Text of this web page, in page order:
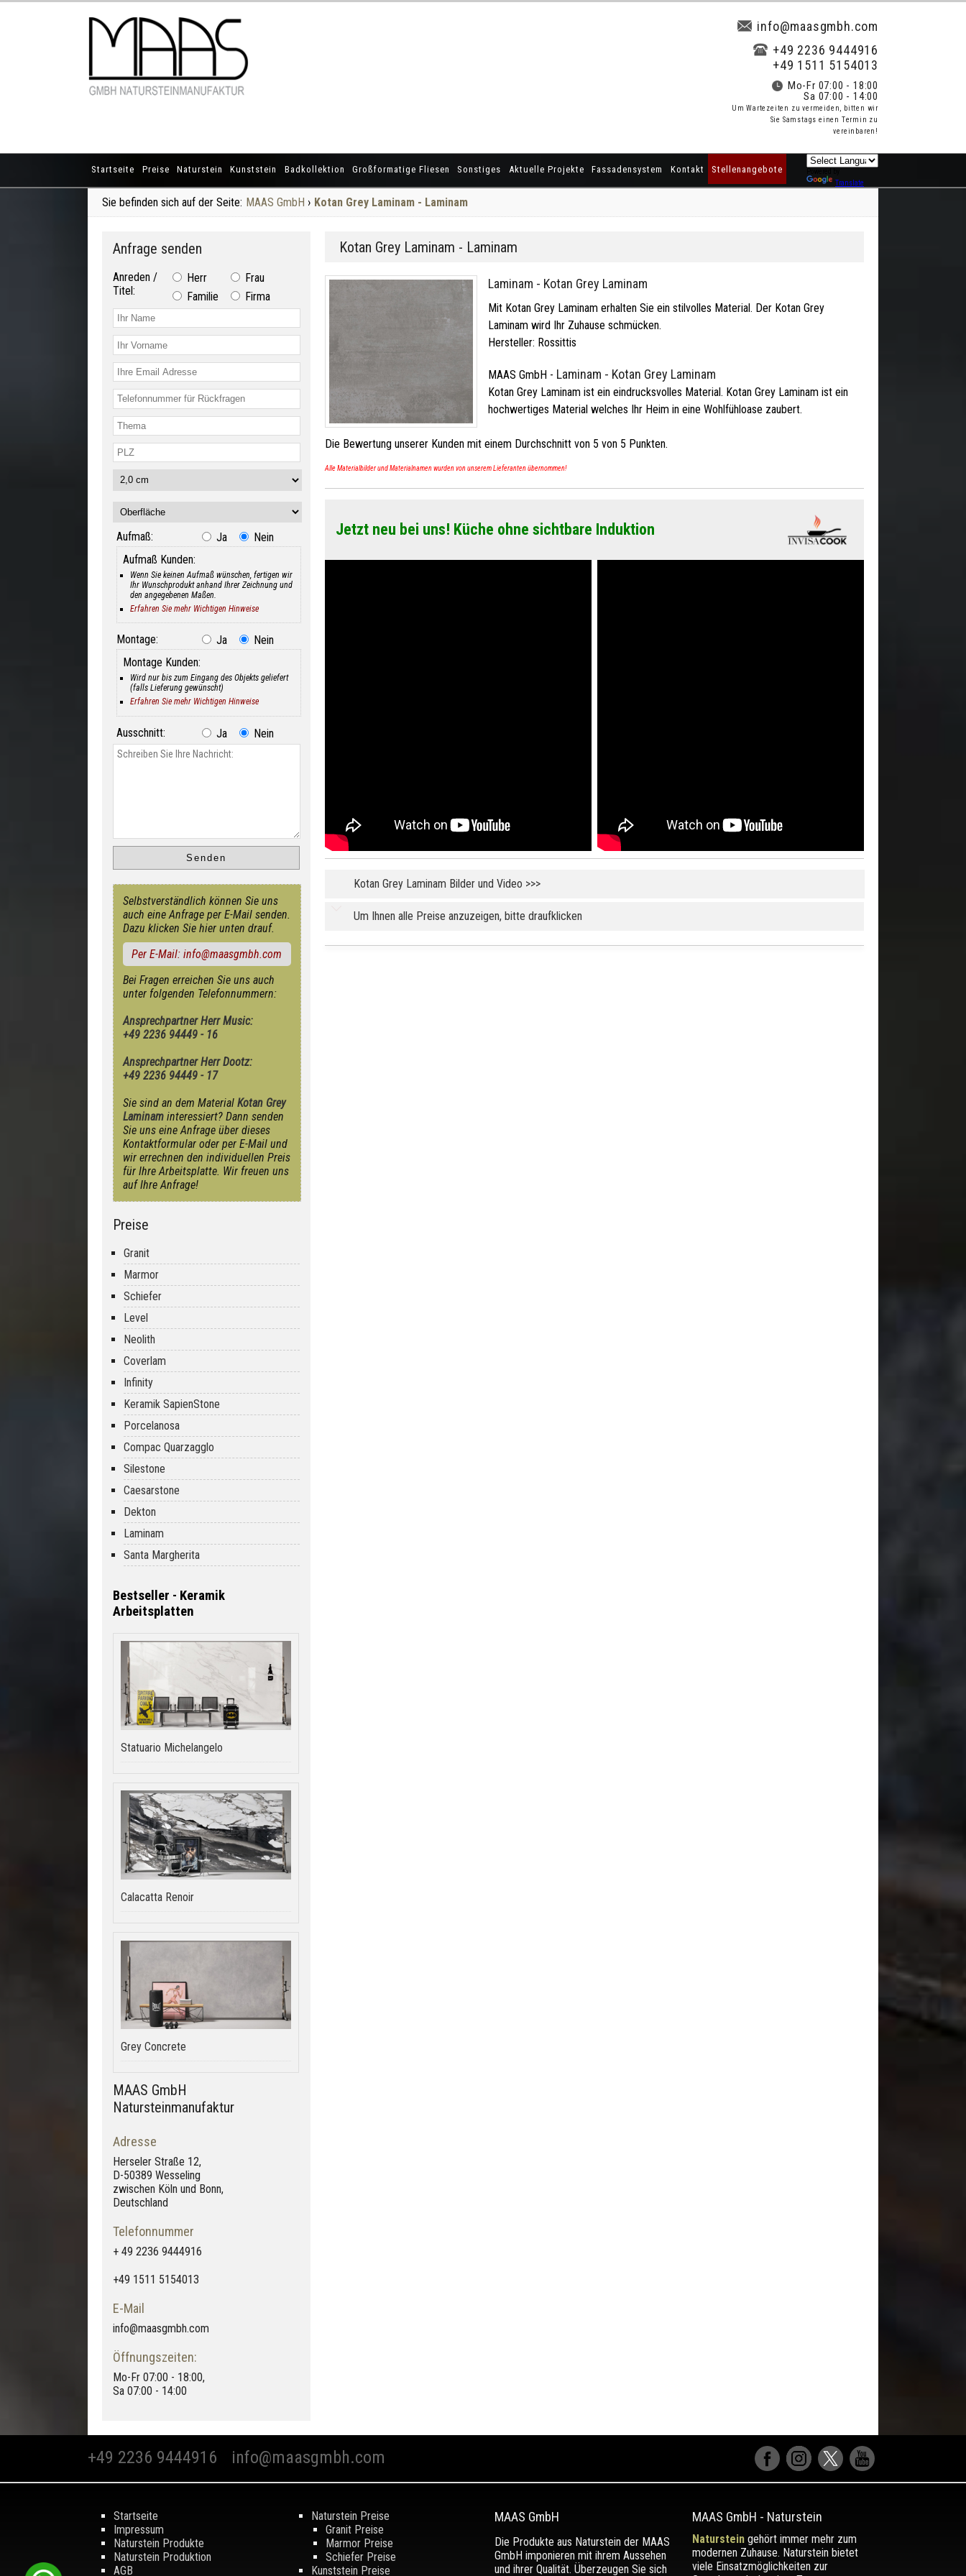
info@maasgmbh.com
+49 2236 9444916
+49 1511 5154013
Mo-Fr 07:00 - 18:00
Sa 07:00 - 14:00
Um Wartezeiten zu vermeiden, bitten wir
Sie Samstags einen Termin zu
vereinbaren!
Startseite Preise Naturstein Kunststein Badkollektion Großformatige Fliesen Sonstiges Aktuelle Projekte Fassadensystem Kontakt Stellenangebote
Translate
Sie befinden sich auf der Seite: MAAS GmbH › Kotan Grey Laminam - Laminam
Kotan Grey Laminam - Laminam
Laminam - Kotan Grey Laminam
Mit Kotan Grey Laminam erhalten Sie ein stilvolles Material. Der Kotan Grey
Laminam wird Ihr Zuhause schmücken.
Hersteller: Rossittis
MAAS GmbH - Laminam - Kotan Grey Laminam
Kotan Grey Laminam ist ein eindrucksvolles Material. Kotan Grey Laminam ist ein
hochwertiges Material welches Ihr Heim in eine Wohlfühloase zaubert.
Die Bewertung unserer Kunden mit einem Durchschnitt von 5 von 5 Punkten.
Alle Materialbilder und Materialnamen wurden von unserem Lieferanten übernommen!
Jetzt neu bei uns! Küche ohne sichtbare Induktion
Kotan Grey Laminam Bilder und Video >>>
Um Ihnen alle Preise anzuzeigen, bitte draufklicken
Anfrage senden
Anreden /
Titel:
Herr
Frau
Familie
Firma
Aufmaß: Ja
Nein
Aufmaß Kunden:
Wenn Sie keinen Aufmaß wünschen, fertigen wir
Ihr Wunschprodukt anhand Ihrer Zeichnung und
den angegebenen Maßen.
Erfahren Sie mehr Wichtigen Hinweise
Montage: Ja
Nein
Montage Kunden:
Wird nur bis zum Eingang des Objekts geliefert
(falls Lieferung gewünscht)
Erfahren Sie mehr Wichtigen Hinweise
Ausschnitt: Ja Nein
Selbstverständlich können Sie uns
auch eine Anfrage per E-Mail senden.
Dazu klicken Sie hier unten drauf.
Per E-Mail: info@maasgmbh.com
Bei Fragen erreichen Sie uns auch
unter folgenden Telefonnummern:
Ansprechpartner Herr Music:
+49 2236 94449 - 16
Ansprechpartner Herr Dootz:
+49 2236 94449 - 17
Sie sind an dem Material Kotan Grey
Laminam interessiert? Dann senden
Sie uns eine Anfrage über dieses
Kontaktformular oder per E-Mail und
wir errechnen den individuellen Preis
für Ihre Arbeitsplatte. Wir freuen uns
auf Ihre Anfrage!
Preise
Granit
Marmor
Schiefer
Level
Neolith
Coverlam
Infinity
Keramik SapienStone
Porcelanosa
Compac Quarzagglo
Silestone
Caesarstone
Dekton
Laminam
Santa Margherita
Bestseller - Keramik
Arbeitsplatten
Statuario Michelangelo
Calacatta Renoir
Grey Concrete
MAAS GmbH
Natursteinmanufaktur
Adresse
Herseler Straße 12,
D-50389 Wesseling
zwischen Köln und Bonn,
Deutschland
Telefonnummer
+ 49 2236 9444916
+49 1511 5154013
E-Mail
info@maasgmbh.com
Öffnungszeiten:
Mo-Fr 07:00 - 18:00,
Sa 07:00 - 14:00
+49 2236 9444916 info@maasgmbh.com
Startseite
Impressum
Naturstein Produkte
Naturstein Produktion
AGB
Naturstein Preise
Granit Preise
Marmor Preise
Schiefer Preise
Kunststein Preise
MAAS GmbH
Die Produkte aus Naturstein der MAAS
GmbH imponieren mit ihrem Aussehen
und ihrer Qualität. Überzeugen Sie sich
MAAS GmbH - Naturstein
Natursteingehört immer mehr zum
modernen Zuhause. Naturstein bietet
viele Einsatzmöglichkeiten zur